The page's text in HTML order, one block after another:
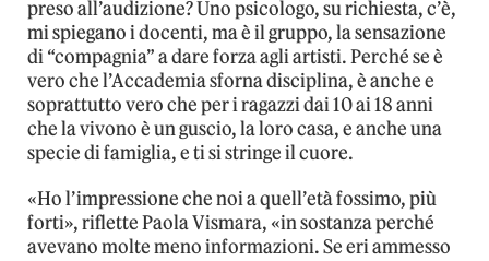
preso all’audizione? Uno psicologo, su richiesta, c’è,
mi spiegano i docenti, ma è il gruppo, la sensazione
di “compagnia” a dare forza agli artisti. Perché se è
vero che l’Accademia sforna disciplina, è anche e
soprattutto vero che per i ragazzi dai 10 ai 18 anni
che la vivono è un guscio, la loro casa, e anche una
specie di famiglia, e ti si stringe il cuore.
«Ho l’impressione che noi a quell’età fossimo, più
forti», riflette Paola Vismara, «in sostanza perché
avevano molte meno informazioni. Se eri ammesso